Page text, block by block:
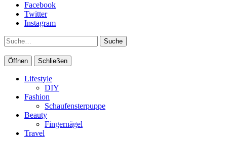
Facebook
Twitter
Instagram
Suche
Öffnen Schließen
Lifestyle
DIY
Fashion
Schaufensterpuppe
Beauty
Fingernägel
Travel